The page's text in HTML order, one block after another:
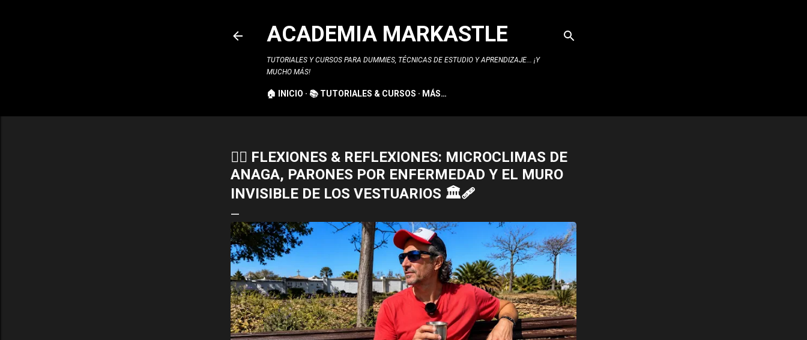
ACADEMIA MARKASTLE
TUTORIALES Y CURSOS PARA DUMMIES, TÉCNICAS DE ESTUDIO Y APRENDIZAJE... ¡Y
MUCHO MÁS!
🏠 INICIO 📚 TUTORIALES & CURSOS MÁS…
🧘‍♂️ FLEXIONES & REFLEXIONES: MICROCLIMAS DE
ANAGA, PARONES POR ENFERMEDAD Y EL MURO
INVISIBLE DE LOS VESTUARIOS 🏛️🩹